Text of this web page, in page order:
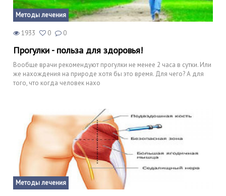
Методы лечения
1933 0 0
Прогулки - польза для здоровья!
Вообще врачи рекомендуют прогулки не менее 2 часа в сутки. Или
же нахождения на природе хотя бы это время. Для чего? А для
того, что когда человек нахо
Методы лечения